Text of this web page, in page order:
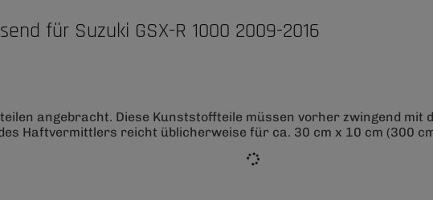
für Suzuki GSX-R 1000 2009-2016
angebracht. Diese Kunststoffteile müssen vorher zwingend
Haftvermittlers reicht üblicherweise für ca. 30 cm x 10 cm (300